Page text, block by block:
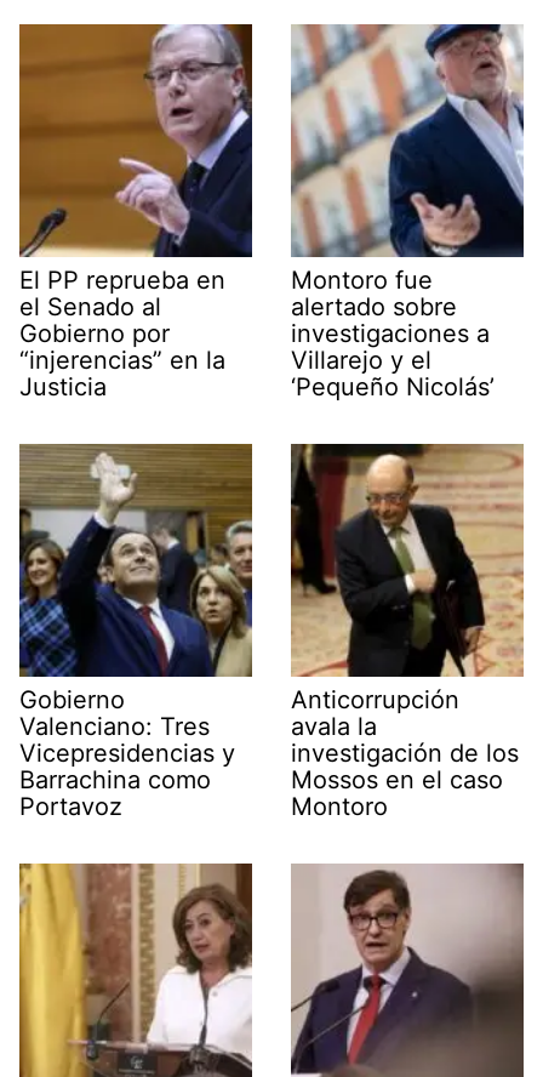
El PP reprueba en
el Senado al
Gobierno por
“injerencias” en la
Justicia
Montoro fue
alertado sobre
investigaciones a
Villarejo y el
‘Pequeño Nicolás’
Gobierno
Valenciano: Tres
Vicepresidencias y
Barrachina como
Portavoz
Anticorrupción
avala la
investigación de los
Mossos en el caso
Montoro